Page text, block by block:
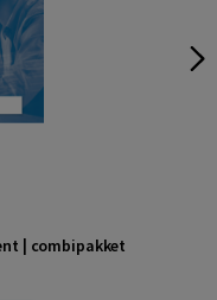
| combipakket